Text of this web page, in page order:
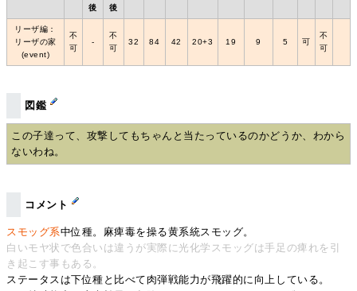
後
後
リーザ編：
リーザの家
(event)
不
可
‐
不
可
32 84 42 20+3 19 9 5 可
不
可
図鑑
この子達って、攻撃してもちゃんと当たっているのかどうか、わから
ないわね。
コメント
スモッグ系中位種。麻痺毒を操る黄系統スモッグ。
白いモヤ状で色合いは違うが実際に光化学スモッグは手足の痺れを引
き起こす事もある。
ステータスは下位種と比べて肉弾戦能力が飛躍的に向上している。